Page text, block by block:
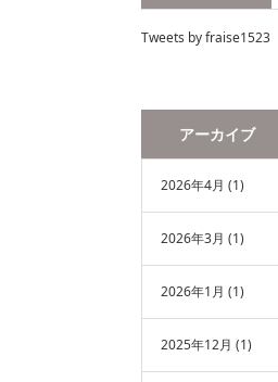
Tweets by fraise1523
アーカイブ
2026年4月 (1)
2026年3月 (1)
2026年1月 (1)
2025年12月 (1)